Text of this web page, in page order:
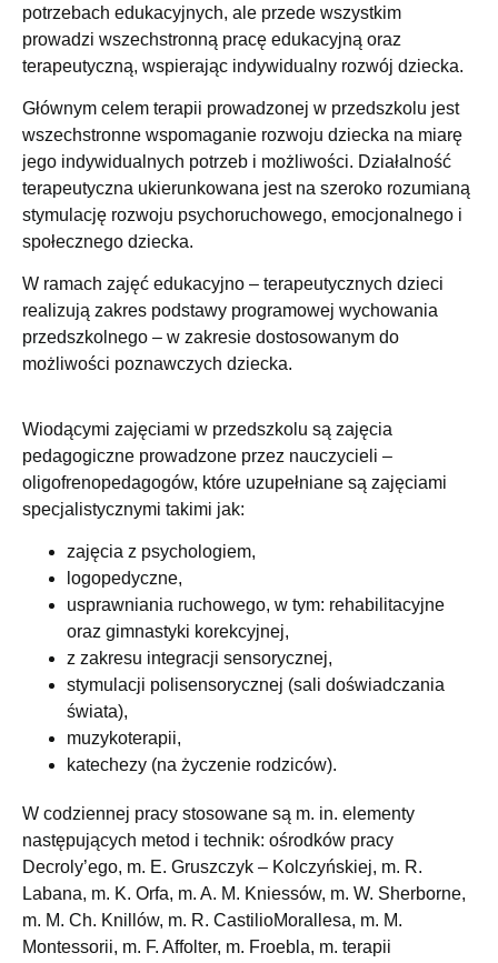
potrzebach edukacyjnych, ale przede wszystkim
prowadzi wszechstronną pracę edukacyjną oraz
terapeutyczną, wspierając indywidualny rozwój dziecka.
Głównym celem terapii prowadzonej w przedszkolu jest
wszechstronne wspomaganie rozwoju dziecka na miarę
jego indywidualnych potrzeb i możliwości. Działalność
terapeutyczna ukierunkowana jest na szeroko rozumianą
stymulację rozwoju psychoruchowego, emocjonalnego i
społecznego dziecka.
W ramach zajęć edukacyjno – terapeutycznych dzieci
realizują zakres podstawy programowej wychowania
przedszkolnego – w zakresie dostosowanym do
możliwości poznawczych dziecka.
Wiodącymi zajęciami w przedszkolu są zajęcia
pedagogiczne prowadzone przez nauczycieli –
oligofrenopedagogów, które uzupełniane są zajęciami
specjalistycznymi takimi jak:
zajęcia z psychologiem,
logopedyczne,
usprawniania ruchowego, w tym: rehabilitacyjne
oraz gimnastyki korekcyjnej,
z zakresu integracji sensorycznej,
stymulacji polisensorycznej (sali doświadczania
świata),
muzykoterapii,
katechezy (na życzenie rodziców).
W codziennej pracy stosowane są m. in. elementy
następujących metod i technik: ośrodków pracy
Decroly’ego, m. E. Gruszczyk – Kolczyńskiej, m. R.
Labana, m. K. Orfa, m. A. M. Kniessów, m. W. Sherborne,
m. M. Ch. Knillów, m. R. CastilioMorallesa, m. M.
Montessorii, m. F. Affolter, m. Froebla, m. terapii